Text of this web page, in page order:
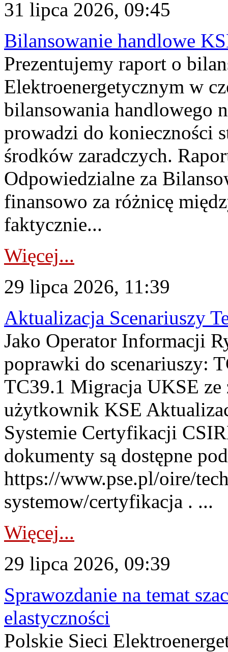
31 lipca 2026, 09:45
Bilansowanie handlowe
Prezentujemy raport o
Elektroenergetycznym w
bilansowania handlowego
prowadzi do konieczności
środków zaradczych.
Odpowiedzialne za
finansowo za różnicę
faktycznie...
Więcej...
29 lipca 2026, 11:39
Aktualizacja Scenariuszy
Jako Operator Informacji
poprawki do scenariuszy:
TC39.1 Migracja UKSE
użytkownik KSE
Systemie Certyfikacji
dokumenty są dostępne
https://www.pse.pl/oire/
systemow/certyfikacja . ...
Więcej...
29 lipca 2026, 09:39
Sprawozdanie na temat
elastyczności
Polskie Sieci